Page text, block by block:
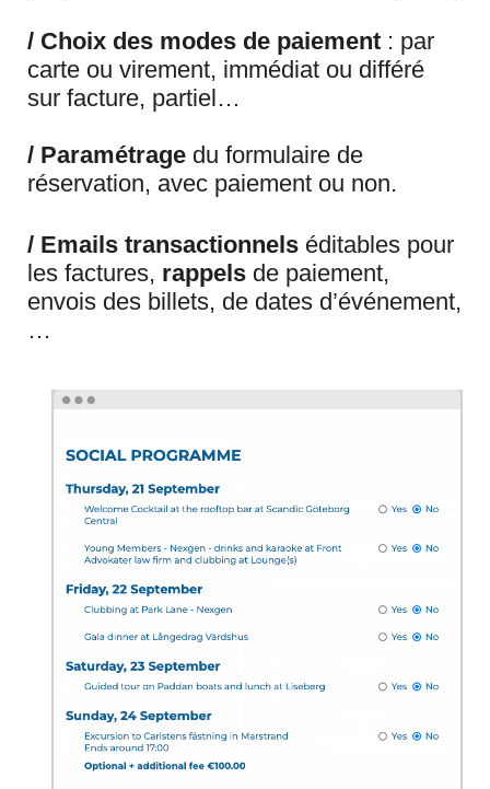
/ Choix des modes de paiement : par
carte ou virement, immédiat ou différé
sur facture, partiel…
/ Paramétrage du formulaire de
réservation, avec paiement ou non.
/ Emails transactionnels éditables pour
les factures, rappels de paiement,
envois des billets, de dates d’événement,
…